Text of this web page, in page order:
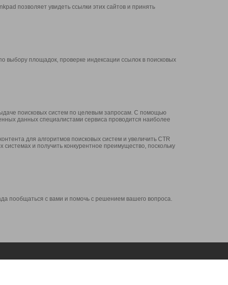
позволяет увидеть ссылки этих сайтов и принять
выбору площадок, проверке индексации ссылок в поисковых
поисковых систем по целевым запросам. С помощью
данных специалистами сервиса проводится наиболее
для алгоритмов поисковых систем и увеличить CTR
и получить конкурентное преимущество, поскольку
пообщаться с вами и помочь с решением вашего вопроса.